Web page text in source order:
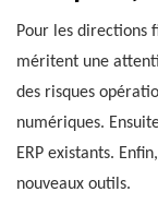
Pour les directions
méritent une
des risques
numériques.
ERP existants.
nouveaux outils.